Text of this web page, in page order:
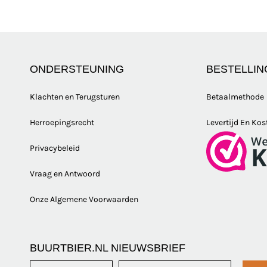
ONDERSTEUNING
Klachten en Terugsturen
Herroepingsrecht
Privacybeleid
Vraag en Antwoord
Onze Algemene Voorwaarden
Betaalmethode
Levertijd En
BUURTBIER.NL NIEUWSBRIEF